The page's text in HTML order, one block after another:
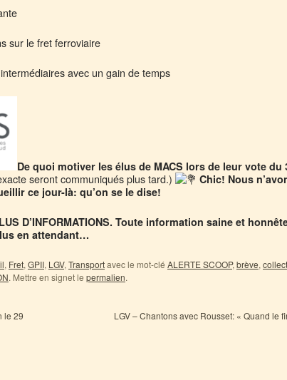
sur le fret ferroviaire
avec un gain de temps
De quoi motiver les élus de MACS lors de leur vote du
seront communiqués plus tard.)
Chic! Nous
ce jour-là: qu’on se le dise!
D’INFORMATIONS. Toute information saine et
en attendant…
, Fret, GPII, LGV, Transportavec le mot-clé ALERTE SCOOP, brève,
. Mettre en signet le permalien.
le 29
LGV – Chantons avec Rousset: « Quand le